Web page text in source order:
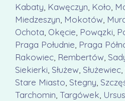
Kabaty Kawęczyn Koło
Miedzeszyn Mokotów
Ochota Okęcie Powązki
Praga Południe Praga
Rakowiec Rembertów
Siekierki Służew Służewiec
Stare Miasto Stegny
Tarchomin Targówek Ursus